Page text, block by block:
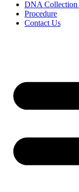
DNA Collection
Procedure
Contact Us